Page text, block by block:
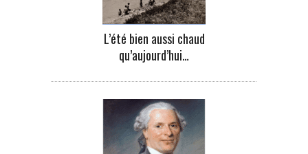
L’été bien aussi chaud
qu’aujourd’hui…